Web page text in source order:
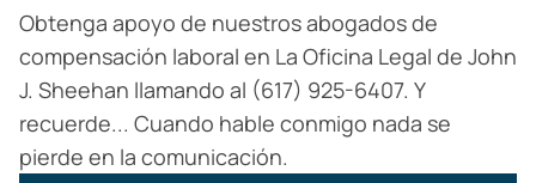
Obtenga apoyo de nuestros abogados de
compensación laboral en La Oficina Legal de John
J. Sheehan llamando al (617) 925-6407. Y
recuerde... Cuando hable conmigo nada se
pierde en la comunicación.